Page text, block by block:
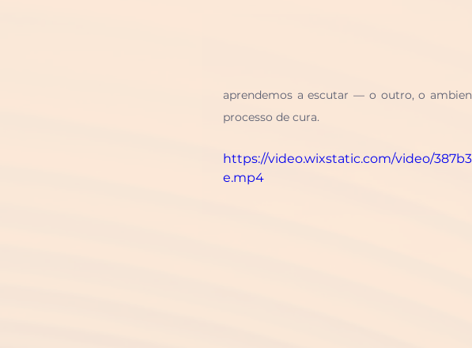
aprendemos a escutar — o outro, o
processo de cura.
https://video.wixstatic.com/video/
e.mp4